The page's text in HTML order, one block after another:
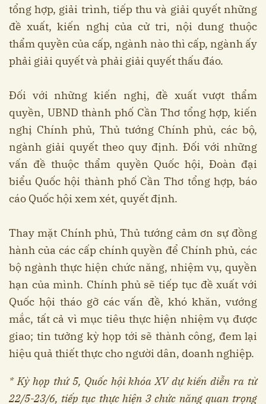
tổng hợp, giải trình, tiếp thu và giải quyết những
đề xuất, kiến nghị của cử tri, nội dung thuộc
thẩm quyền của cấp, ngành nào thì cấp, ngành ấy
phải giải quyết và phải giải quyết thấu đáo.
Đối với những kiến nghị, đề xuất vượt thẩm
quyền, UBND thành phố Cần Thơ tổng hợp, kiến
nghị Chính phủ, Thủ tướng Chính phủ, các bộ,
ngành giải quyết theo quy định. Đối với những
vấn đề thuộc thẩm quyền Quốc hội, Đoàn đại
biểu Quốc hội thành phố Cần Thơ tổng hợp, báo
cáo Quốc hội xem xét, quyết định.
Thay mặt Chính phủ, Thủ tướng cảm ơn sự đồng
hành của các cấp chính quyền để Chính phủ, các
bộ ngành thực hiện chức năng, nhiệm vụ, quyền
hạn của mình. Chính phủ sẽ tiếp tục đề xuất với
Quốc hội tháo gỡ các vấn đề, khó khăn, vướng
mắc, tất cả vì mục tiêu thực hiện nhiệm vụ được
giao; tin tưởng kỳ họp tới sẽ thành công, đem lại
hiệu quả thiết thực cho người dân, doanh nghiệp.
* Kỳ họp thứ 5, Quốc hội khóa XV dự kiến diễn ra từ
22/5-23/6, tiếp tục thực hiện 3 chức năng quan trọng